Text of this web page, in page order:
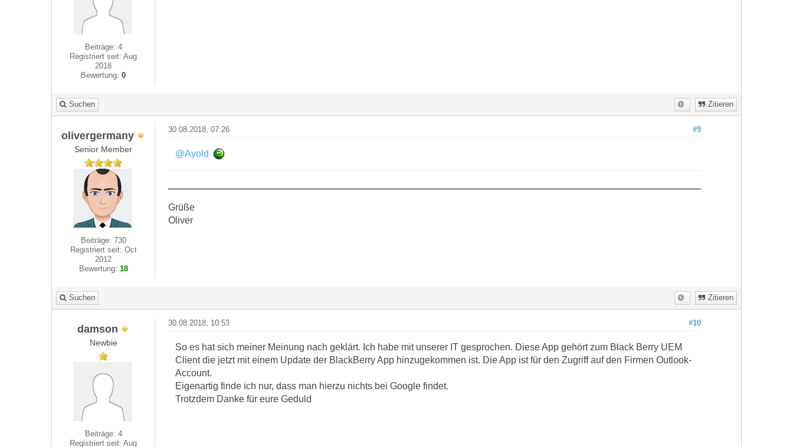
Beiträge: 4
Registriert seit: Aug
2018
Bewertung:0
Suchen Zitieren
olivergermany
Senior Member
Beiträge: 730
Registriert seit: Oct
2012
Bewertung: 18
#9
30.08.2018, 07:26
@Ayold
Grüße
Oliver
Suchen Zitieren
damson
Newbie
Beiträge: 4
Registriert seit: Aug
#10
30.08.2018, 10:53
So es hat sich meiner Meinung nach geklärt. Ich habe mit unserer IT gesprochen. Diese App gehört zum Black Berry UEM
Client die jetzt mit einem Update der BlackBerry App hinzugekommen ist. Die App ist für den Zugriff auf den Firmen Outlook-
Account.
Eigenartig finde ich nur, dass man hierzu nichts bei Google findet.
Trotzdem Danke für eure Geduld